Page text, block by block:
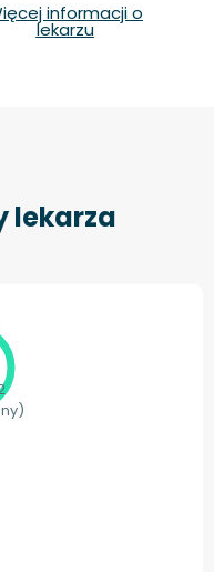
informacji o
lekarzu
lekarza